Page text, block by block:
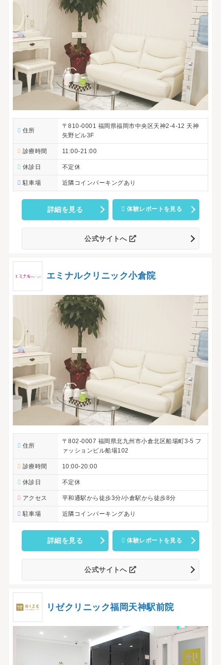
住所
〒810-0001 福岡県福岡市中央区天神2-4-12 天神
矢野ビル3F
診療時間 11:00-21:00
休診日 不定休
駐車場 近隣コインパーキングあり
詳細を見る 体験レポートを見る
公式サイトへ
エミナルクリニック小倉院
住所
〒802-0007 福岡県北九州市小倉北区船場町3-5 フ
ァッションビル船場102
診療時間 10:00-20:00
休診日 不定休
アクセス 平和通駅から徒歩3分/小倉駅から徒歩8分
駐車場 近隣コインパーキングあり
詳細を見る 体験レポートを見る
公式サイトへ
リゼクリニック福岡天神駅前院